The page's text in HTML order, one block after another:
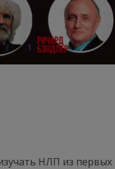
НЛП из первых